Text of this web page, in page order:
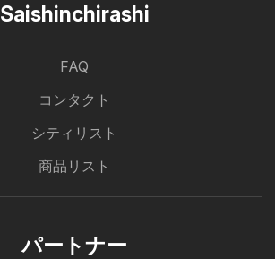
Saishinchirashi
FAQ
コンタクト
シティリスト
商品リスト
パートナー